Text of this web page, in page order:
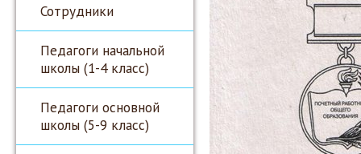
Сотрудники
Педагоги начальной
школы (1-4 класс)
Педагоги основной
школы (5-9 класс)